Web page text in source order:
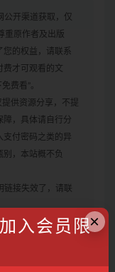
公开渠道获取，仅
重原作者及出版
您的权益，请联系
费才可观看的文
费看”。
供资源分享，不提
障，具体请自行分
支付密码之类的异
别，本站概不负
链接失效了，请联
×
入会员限